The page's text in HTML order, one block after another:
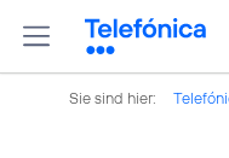
Sie sind hier: